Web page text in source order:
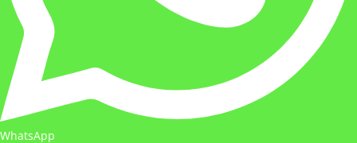
WhatsApp